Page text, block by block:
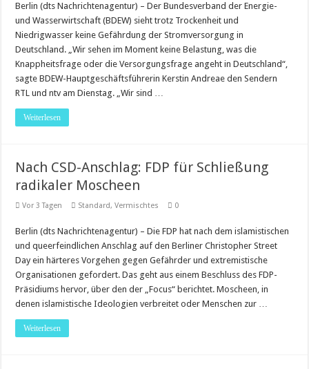
Berlin (dts Nachrichtenagentur) – Der Bundesverband der Energie-
und Wasserwirtschaft (BDEW) sieht trotz Trockenheit und
Niedrigwasser keine Gefährdung der Stromversorgung in
Deutschland. „Wir sehen im Moment keine Belastung, was die
Knappheitsfrage oder die Versorgungsfrage angeht in Deutschland“,
sagte BDEW-Hauptgeschäftsführerin Kerstin Andreae den Sendern
RTL und ntv am Dienstag. „Wir sind …
Weiterlesen
Nach CSD-Anschlag: FDP für Schließung
radikaler Moscheen
Vor 3 Tagen Standard,Vermischtes 0
Berlin (dts Nachrichtenagentur) – Die FDP hat nach dem islamistischen
und queerfeindlichen Anschlag auf den Berliner Christopher Street
Day ein härteres Vorgehen gegen Gefährder und extremistische
Organisationen gefordert. Das geht aus einem Beschluss des FDP-
Präsidiums hervor, über den der „Focus“ berichtet. Moscheen, in
denen islamistische Ideologien verbreitet oder Menschen zur …
Weiterlesen